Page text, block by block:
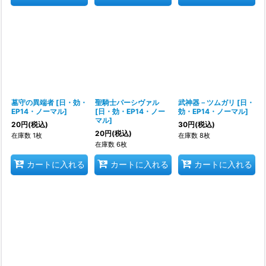
墓守の異端者 [日・効・
EP14・ノーマル]
20円(税込)
在庫数 1枚
カートに入れる
聖騎士パーシヴァル
[日・効・EP14・ノー
マル]
20円(税込)
在庫数 6枚
カートに入れる
武神器－ツムガリ [日・
効・EP14・ノーマル]
30円(税込)
在庫数 8枚
カートに入れる